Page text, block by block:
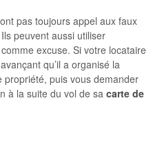
pas toujours appel aux faux
peuvent aussi utiliser
comme excuse. Si votre locataire
qu’il a organisé la
propriété, puis vous demander
à la suite du vol de sa carte de